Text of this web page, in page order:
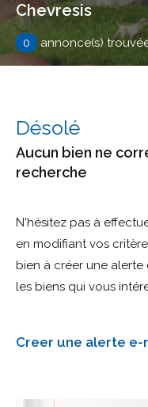
Chevresis
0 annonce(s)
Désolé
Aucun bien ne
recherche
N'hésitez pas à
en modifiant vos
bien à créer une
les biens qui vous
Creer une alerte e-
Type
d'offre
Vente
Ville
Surface
Surface